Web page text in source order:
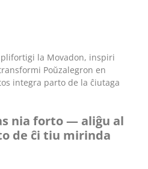
la Movadon, inspiri
Poŭzalegron en
integra parto de la ĉiutaga
nia forto — aliĝu al
de ĉi tiu mirinda